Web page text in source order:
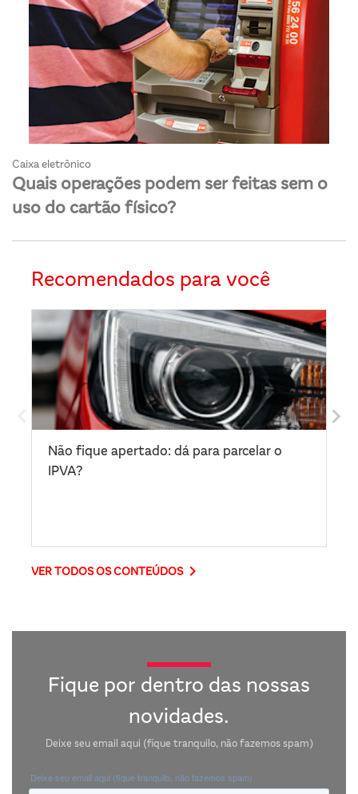
Caixa eletrônico
Quais operações podem ser feitas sem o
uso do cartão físico?
Recomendados para você
Não fique apertado: dá para parcelar o
IPVA?
VER TODOS OS CONTEÚDOSkeyboard_arrow_right
Fique por dentro das nossas
novidades.
Deixe seu email aqui (fique tranquilo, não fazemos spam)